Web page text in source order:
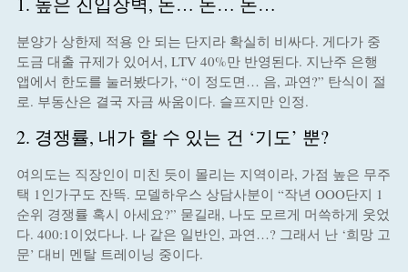
분양가 상한제 적용 안 되는 단지라 확실히 비싸다. 게다가 중
도금 대출 규제가 있어서, LTV 40%만 반영된다. 지난주 은행
앱에서 한도를 눌러봤다가, “이 정도면… 음, 과연?” 탄식이 절
로. 부동산은 결국 자금 싸움이다. 슬프지만 인정.
2. 경쟁률, 내가 할 수 있는 건 ‘기도’ 뿐?
여의도는 직장인이 미친 듯이 몰리는 지역이라, 가점 높은 무주
택 1인가구도 잔뜩. 모델하우스 상담사분이 “작년 OOO단지 1
순위 경쟁률 혹시 아세요?” 묻길래, 나도 모르게 머쓱하게 웃었
다. 400:1이었다나. 나 같은 일반인, 과연…? 그래서 난 ‘희망 고
문’ 대비 멘탈 트레이닝 중이다.